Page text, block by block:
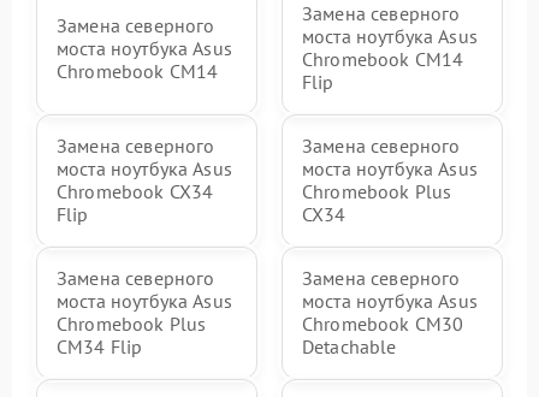
Замена северного
моста ноутбука Asus
Chromebook CM14
Замена северного
моста ноутбука Asus
Chromebook CM14
Flip
Замена северного
моста ноутбука Asus
Chromebook CX34
Flip
Замена северного
моста ноутбука Asus
Chromebook Plus
CX34
Замена северного
моста ноутбука Asus
Chromebook Plus
CM34 Flip
Замена северного
моста ноутбука Asus
Chromebook CM30
Detachable